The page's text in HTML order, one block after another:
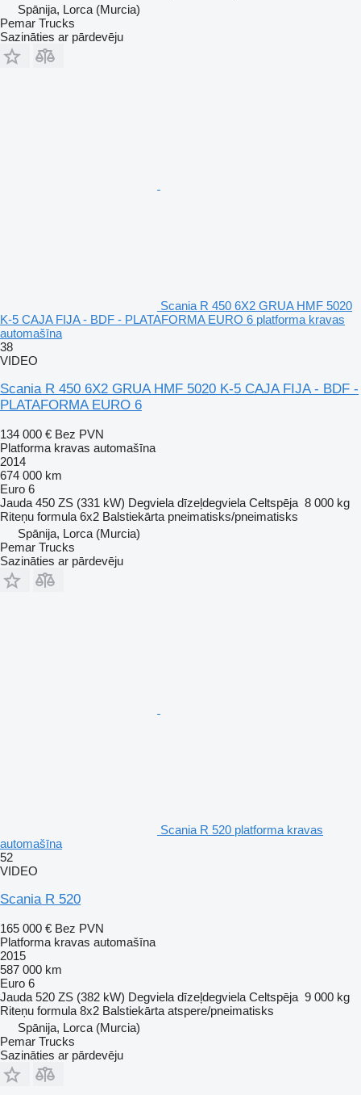
Spānija, Lorca (Murcia)
Pemar Trucks
Sazināties ar pārdevēju
Scania R 450 6X2 GRUA HMF 5020
K-5 CAJA FIJA - BDF - PLATAFORMA EURO 6 platforma kravas
automašīna
38
VIDEO
Scania R 450 6X2 GRUA HMF 5020 K-5 CAJA FIJA - BDF -
PLATAFORMA EURO 6
134 000 € Bez PVN
Platforma kravas automašīna
2014
674 000 km
Euro 6
Jauda 450 ZS (331 kW) Degviela dīzeļdegviela Celtspēja 8 000 kg
Riteņu formula 6x2 Balstiekārta pneimatisks/pneimatisks
Spānija, Lorca (Murcia)
Pemar Trucks
Sazināties ar pārdevēju
Scania R 520 platforma kravas
automašīna
52
VIDEO
Scania R 520
165 000 € Bez PVN
Platforma kravas automašīna
2015
587 000 km
Euro 6
Jauda 520 ZS (382 kW) Degviela dīzeļdegviela Celtspēja 9 000 kg
Riteņu formula 8x2 Balstiekārta atspere/pneimatisks
Spānija, Lorca (Murcia)
Pemar Trucks
Sazināties ar pārdevēju